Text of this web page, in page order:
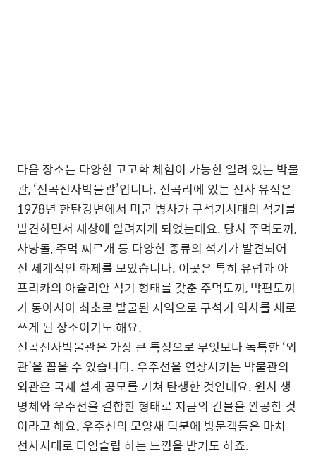
다음 장소는 다양한 고고학 체험이 가능한 열려 있는 박물
관, ‘전곡선사박물관’입니다. 전곡리에 있는 선사 유적은
1978년 한탄강변에서 미군 병사가 구석기시대의 석기를
발견하면서 세상에 알려지게 되었는데요. 당시 주먹도끼,
사냥돌, 주먹 찌르개 등 다양한 종류의 석기가 발견되어
전 세계적인 화제를 모았습니다. 이곳은 특히 유럽과 아
프리카의 아슐리안 석기 형태를 갖춘 주먹도끼, 박편도끼
가 동아시아 최초로 발굴된 지역으로 구석기 역사를 새로
쓰게 된 장소이기도 해요.
전곡선사박물관은 가장 큰 특징으로 무엇보다 독특한 ‘외
관’을 꼽을 수 있습니다. 우주선을 연상시키는 박물관의
외관은 국제 설계 공모를 거쳐 탄생한 것인데요. 원시 생
명체와 우주선을 결합한 형태로 지금의 건물을 완공한 것
이라고 해요. 우주선의 모양새 덕분에 방문객들은 마치
선사시대로 타임슬립 하는 느낌을 받기도 하죠.